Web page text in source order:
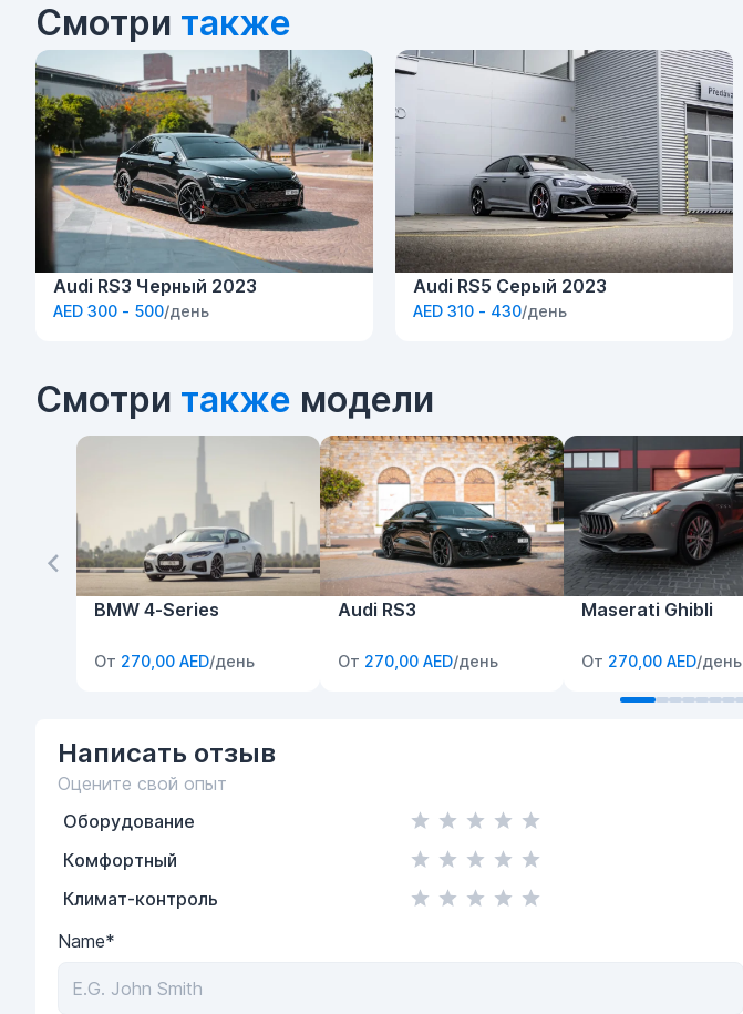
Смотри также
Audi RS3 Черный 2023
AED 300 - 500/день
Audi RS5 Серый 2023
AED 310 - 430/день
Смотри также модели
BMW 4-Series
От 270,00 AED/день
Audi RS3
От 270,00 AED/день
Maserati Ghibli
От 270,00 AED/день
Написать отзыв
Оцените свой опыт
Оборудование
Комфортный
Климат-контроль
Name*